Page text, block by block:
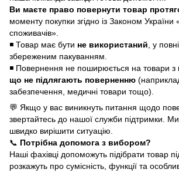
Ви маєте право повернути товар
моменту покупки згідно із Законом
споживачів».
◾ Товар має бути не використаний , у
збереженим пакуванням.
◾ Повернення не поширюється на товари з
що не підлягають поверненню
забезпечення, медичні товари тощо).
💬 Якщо у вас виникнуть питання щодо
звертайтесь до нашої служби підтримки.
швидко вирішити ситуацію.
📞 Потрібна допомога з вибором?
Наші фахівці допоможуть підібрати товар
розкажуть про сумісність, функції та